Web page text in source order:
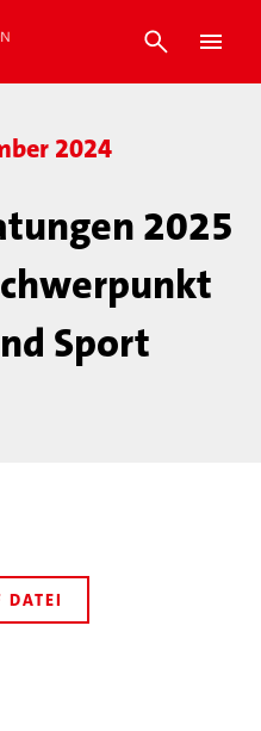
2024
2025
Sport
DATEI